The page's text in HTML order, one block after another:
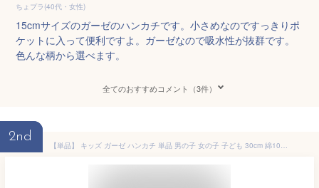
ちょプラ(40代・女性)
15cmサイズのガーゼのハンカチです。小さめなのですっきりポ
ケットに入って便利ですよ。ガーゼなので吸水性が抜群です。
色んな柄から選べます。
全てのおすすめコメント（3件）
2nd
【単品】 キッズ ガーゼ ハンカチ 単品 男の子 女の子 子ども 30cm 綿100% ポリエステル リボン ハート ユニコーン 柄 可愛い お礼 お祝い ギフト 誕生日 プレゼント 入園 卒園